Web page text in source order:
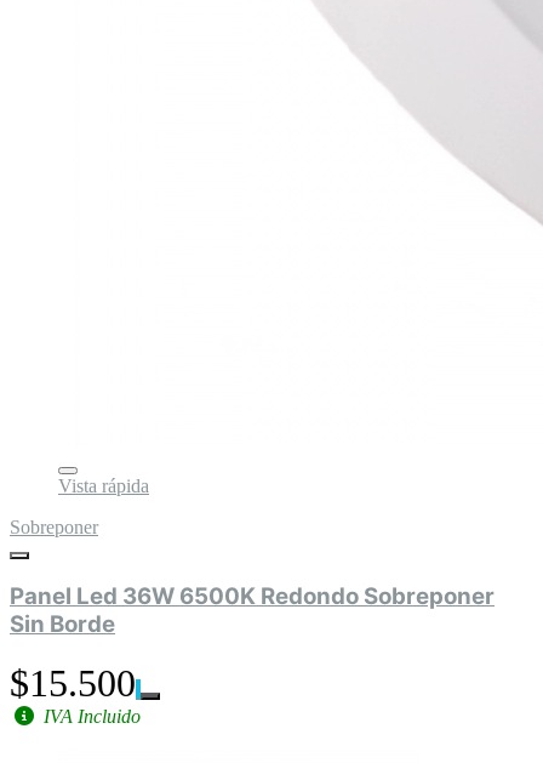
Vista rápida
Sobreponer
Panel Led 36W 6500K Redondo Sobreponer
Sin Borde
$15.500
IVA Incluido